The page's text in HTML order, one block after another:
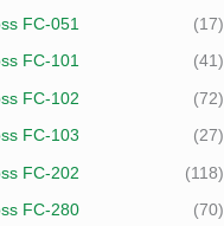
FC-051
(17)
FC-101
(41)
FC-102
(72)
FC-103
(27)
FC-202
(118)
FC-280
(70)